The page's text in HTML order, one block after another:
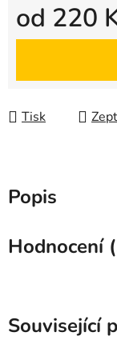
od 220
Měrná cena:
Tisk
Popis
Hodnocení
Související